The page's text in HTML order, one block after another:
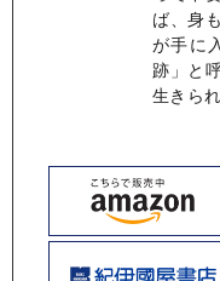
ば、身
が手に
跡」と
生きら